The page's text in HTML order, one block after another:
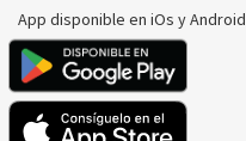
App disponible en iOs y Android